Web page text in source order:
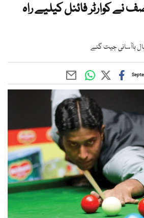
نے کوارٹر فائنل کیلیے راہ